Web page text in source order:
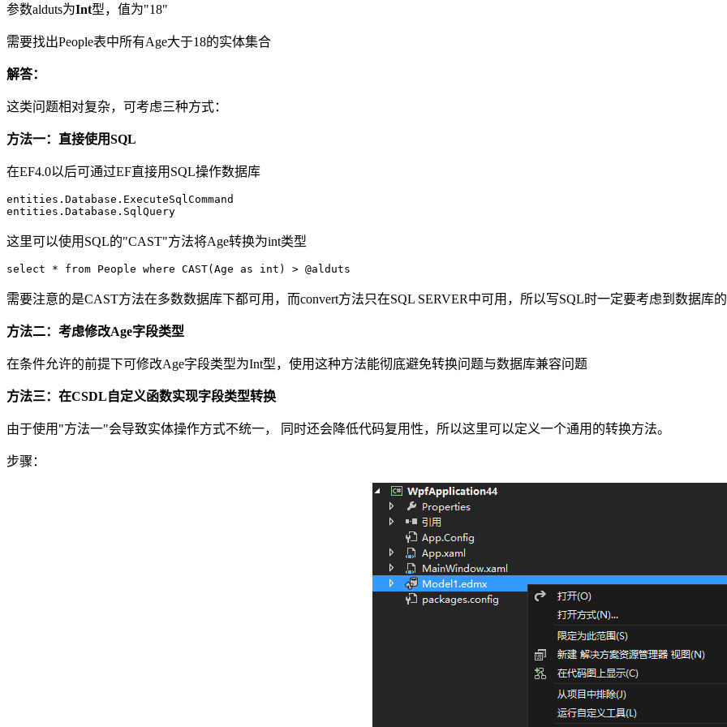
参数alduts为Int型，值为"18"
需要找出People表中所有Age大于18的实体集合
解答：
这类问题相对复杂，可考虑三种方式：
方法一：直接使用SQL
在EF4.0以后可通过EF直接用SQL操作数据库
entities.Database.ExecuteSqlCommand
这里可以使用SQL的"CAST"方法将Age转换为int类型
需要注意的是CAST方法在多数数据库下都可用，而convert方法只在SQL SERVER中可用，所以写SQL时一定要考虑到数据库
方法二：考虑修改Age字段类型
在条件允许的前提下可修改Age字段类型为Int型，使用这种方法能彻底避免转换问题与数据库兼容问题
方法三：在CSDL自定义函数实现字段类型转换
由于使用"方法一"会导致实体操作方式不统一， 同时还会降低代码复用性，所以这里可以定义一个通用的转换方法。
步骤：